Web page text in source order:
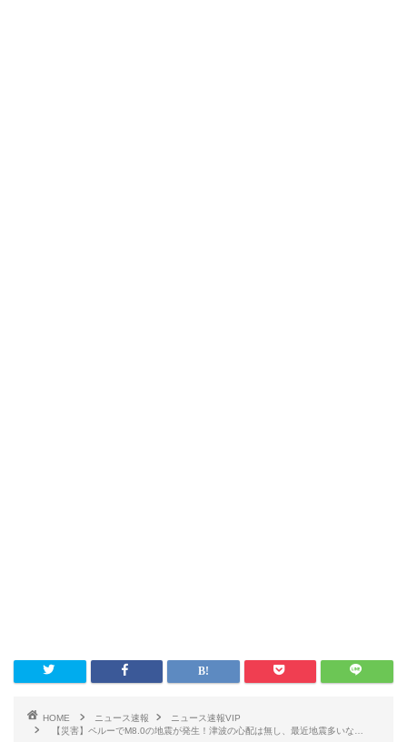
HOME ニュース速報
ニュース速報VIP
【災害】ペルーでM8.0の地震が発生！津波の心配は無し、最近地震多いな…